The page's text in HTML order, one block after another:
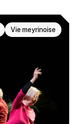
Vie meyrinoise